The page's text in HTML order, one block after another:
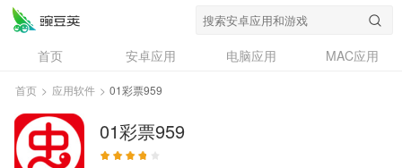
首页 安卓应用 电脑应用
MAC应用
资讯
专题
问答
首页 > 应用软件 > 01彩票959
01彩票959